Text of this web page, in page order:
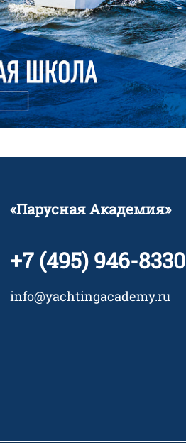
«Парусная Академия»
+7 (495) 946-8330
info@yachtingacademy.ru